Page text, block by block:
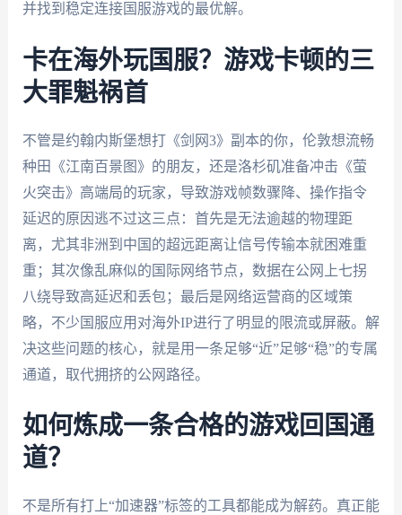
并找到稳定连接国服游戏的最优解。
卡在海外玩国服？游戏卡顿的三
大罪魁祸首
不管是约翰内斯堡想打《剑网3》副本的你，伦敦想流畅
种田《江南百景图》的朋友，还是洛杉矶准备冲击《萤
火突击》高端局的玩家，导致游戏帧数骤降、操作指令
延迟的原因逃不过这三点：首先是无法逾越的物理距
离，尤其非洲到中国的超远距离让信号传输本就困难重
重；其次像乱麻似的国际网络节点，数据在公网上七拐
八绕导致高延迟和丢包；最后是网络运营商的区域策
略，不少国服应用对海外IP进行了明显的限流或屏蔽。解
决这些问题的核心，就是用一条足够“近”足够“稳”的专属
通道，取代拥挤的公网路径。
如何炼成一条合格的游戏回国通
道？
不是所有打上“加速器”标签的工具都能成为解药。真正能